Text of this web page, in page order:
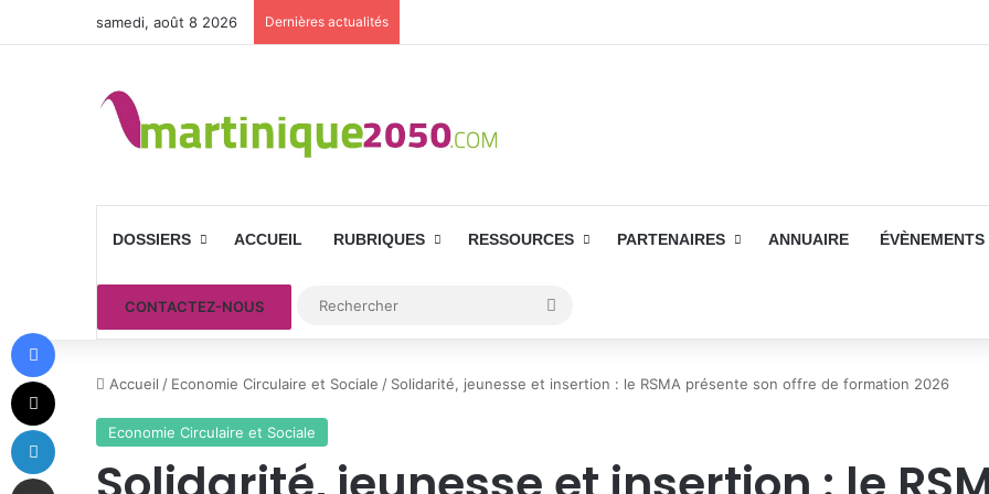
samedi, août 8 2026 Dernières actualités
DOSSIERS ACCUEIL RUBRIQUES RESSOURCES PARTENAIRES ANNUAIRE ÉVÈNEMENTS
CONTACTEZ-NOUS
Accueil / Economie Circulaire et Sociale / Solidarité, jeunesse et insertion : le RSMA présente son offre de formation 2026
Economie Circulaire et Sociale
Facebook
Linkedin